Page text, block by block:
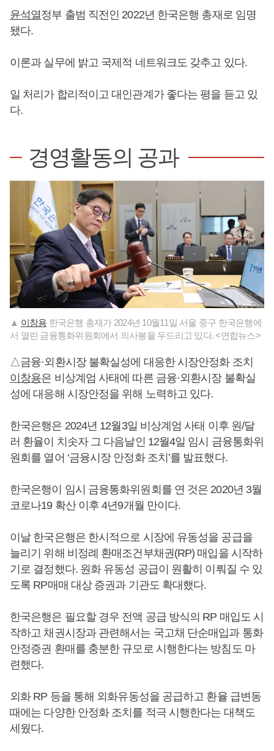
윤석열정부 출범 직전인 2022년 한국은행 총재로 임명
됐다.
이론과 실무에 밝고 국제적 네트워크도 갖추고 있다.
일 처리가 합리적이고 대인관계가 좋다는 평을 듣고 있
다.
경영활동의 공과
▲ 이창용 한국은행 총재가 2024년 10월11일 서울 중구 한국은행에
서 열린 금융통화위원회에서 의사봉을 두드리고 있다. <연합뉴스>
△금융·외환시장 불확실성에 대응한 시장안정화 조치
이창용은 비상계엄 사태에 따른 금융·외환시장 불확실
성에 대응해 시장안정을 위해 노력하고 있다.
한국은행은 2024년 12월3일 비상계엄 사태 이후 원/달
러 환율이 치솟자 그 다음날인 12월4일 임시 금융통화위
원회를 열어 ‘금융시장 안정화 조치’를 발표했다.
한국은행이 임시 금융통화위원회를 연 것은 2020년 3월
코로나19 확산 이후 4년9개월 만이다.
이날 한국은행은 한시적으로 시장에 유동성을 공급을
늘리기 위해 비정례 환매조건부채권(RP) 매입을 시작하
기로 결정했다. 원화 유동성 공급이 원활히 이뤄질 수 있
도록 RP매매 대상 증권과 기관도 확대했다.
한국은행은 필요할 경우 전액 공급 방식의 RP 매입도 시
작하고 채권시장과 관련해서는 국고채 단순매입과 통화
안정증권 환매를 충분한 규모로 시행한다는 방침도 마
련했다.
외화 RP 등을 통해 외화유동성을 공급하고 환율 급변동
때에는 다양한 안정화 조치를 적극 시행한다는 대책도
세웠다.